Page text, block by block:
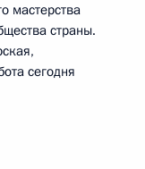
мастерства
страны.
сегодня